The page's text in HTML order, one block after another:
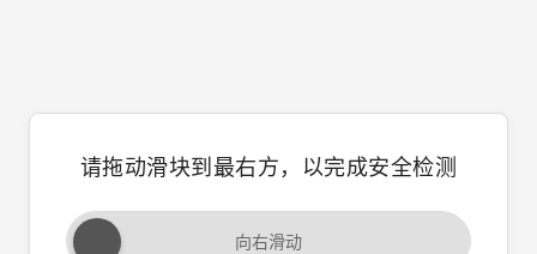
请拖动滑块到最右方，以完成安全检测
向右滑动